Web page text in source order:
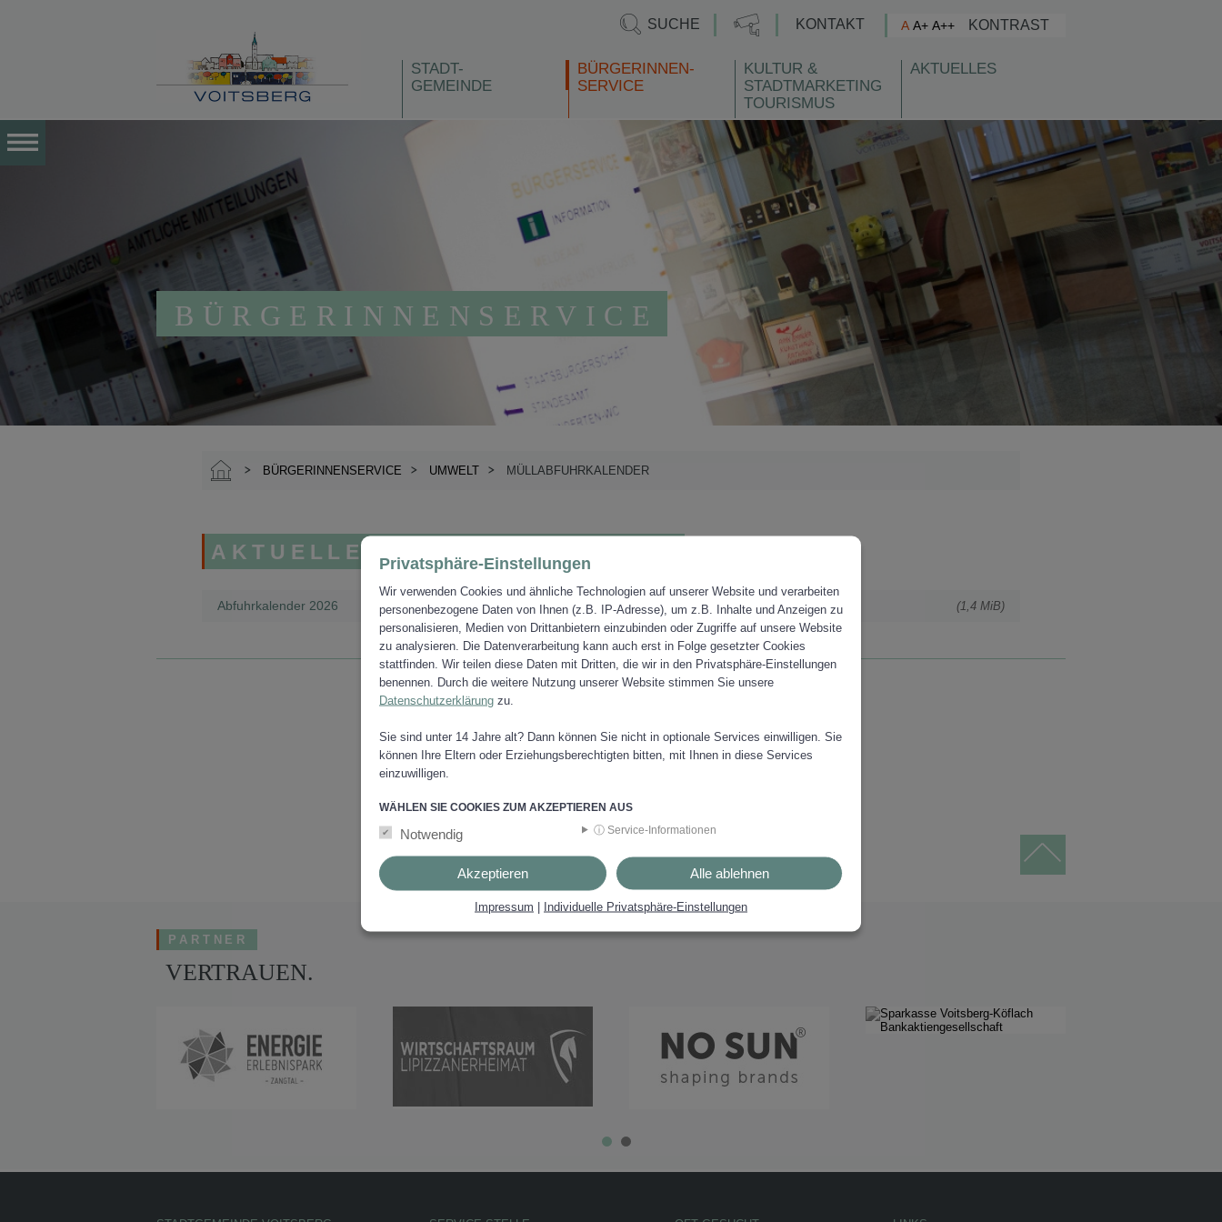
STADT-
GEMEINDE
BÜRGERINNEN-
SERVICE
KULTUR &
STADTMARKETING
TOURISMUS
AKTUELLES
SUCHE KONTAKT A A+ A++ KONTRAST
BÜRGERINNENSERVICE
BÜRGERINNENSERVICE UMWELT MÜLLABFUHRKALENDER
AKTUELLER ABFUHRKALENDER
Abfuhrkalender 2026 (1,4 MiB)
PARTNER
VERTRAUEN.
Privatsphäre-Einstellungen
Wir verwenden Cookies und ähnliche Technologien auf unserer Website und verarbeiten
personenbezogene Daten von Ihnen (z.B. IP-Adresse), um z.B. Inhalte und Anzeigen zu
personalisieren, Medien von Drittanbietern einzubinden oder Zugriffe auf unsere Website
zu analysieren. Die Datenverarbeitung kann auch erst in Folge gesetzter Cookies
stattfinden. Wir teilen diese Daten mit Dritten, die wir in den Privatsphäre-Einstellungen
benennen. Durch die weitere Nutzung unserer Website stimmen Sie unsere
Datenschutzerklärung zu.
Sie sind unter 14 Jahre alt? Dann können Sie nicht in optionale Services einwilligen. Sie
können Ihre Eltern oder Erziehungsberechtigten bitten, mit Ihnen in diese Services
einzuwilligen.
WÄHLEN SIE COOKIES ZUM AKZEPTIEREN AUS
Notwendig ⓘ Service-Informationen
Akzeptieren Alle ablehnen
Impressum | Individuelle Privatsphäre-Einstellungen